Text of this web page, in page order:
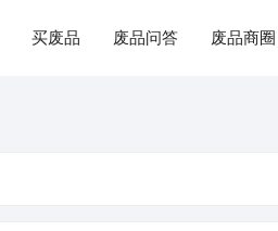
买废品 废品问答 废品商圈